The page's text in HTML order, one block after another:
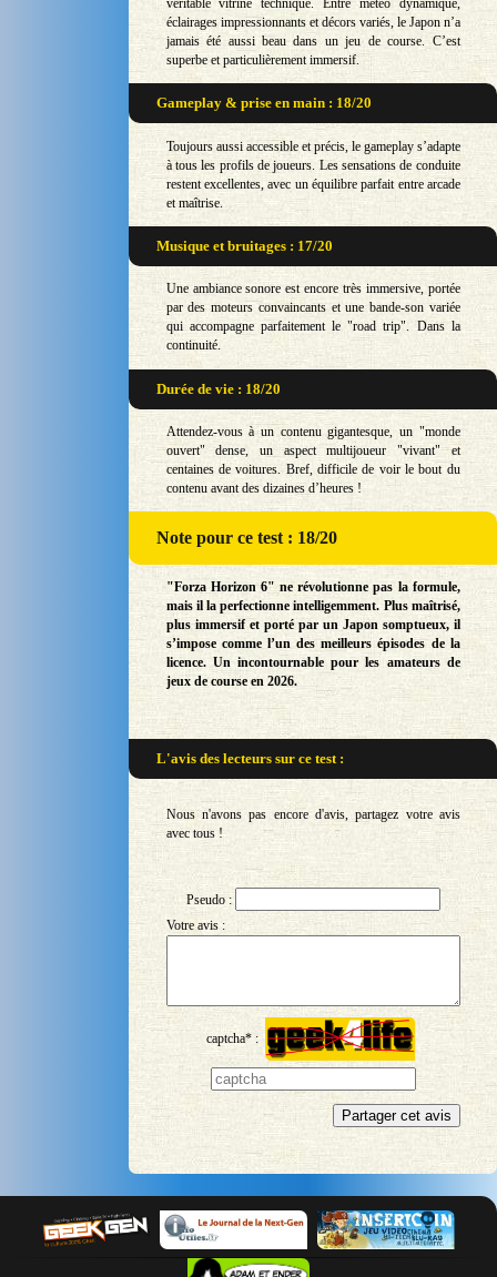
véritable vitrine technique. Entre météo dynamique,
éclairages impressionnants et décors variés, le Japon n’a
jamais été aussi beau dans un jeu de course. C’est
superbe et particulièrement immersif.
Gameplay & prise en main : 18/20
Toujours aussi accessible et précis, le gameplay s’adapte
à tous les profils de joueurs. Les sensations de conduite
restent excellentes, avec un équilibre parfait entre arcade
et maîtrise.
Musique et bruitages : 17/20
Une ambiance sonore est encore très immersive, portée
par des moteurs convaincants et une bande-son variée
qui accompagne parfaitement le "road trip". Dans la
continuité.
Durée de vie : 18/20
Attendez-vous à un contenu gigantesque, un "monde
ouvert" dense, un aspect multijoueur "vivant" et
centaines de voitures. Bref, difficile de voir le bout du
contenu avant des dizaines d’heures !
Notepour ce test : 18/20
"Forza Horizon 6" ne révolutionne pas la formule,
mais il la perfectionne intelligemment. Plus maîtrisé,
plus immersif et porté par un Japon somptueux, il
s’impose comme l’un des meilleurs épisodes de la
licence. Un incontournable pour les amateurs de
jeux de course en 2026.
L'avis des lecteurs surce test :
Nous n'avons pas encore d'avis, partagez votre avis
avec tous !
Pseudo :
Votre avis :
captcha* :